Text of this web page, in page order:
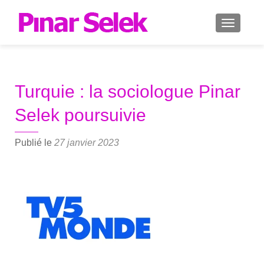
Turquie : la sociologue Pinar
Selek poursuivie
Publié le 27 janvier 2023